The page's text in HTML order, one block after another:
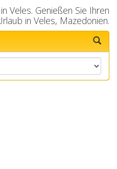
Veles. Genießen Sie Ihren
in Veles, Mazedonien.